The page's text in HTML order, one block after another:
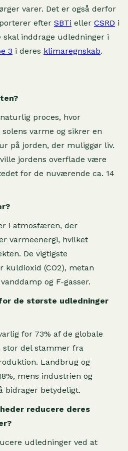
varer. Det er også derfor
efter SBTi eller CSRD i
inddrage udledninger i
3 i deres klimaregnskab.
proces, hvor
varme og sikrer en
på jorden, der muliggør liv.
jordens overflade være
for de nuværende ca. 14
i atmosfæren, der
varmeenergi, hvilket
De vigtigste
kuldioxid (CO2), metan
og F-gasser.
de største udledninger
for 73% af de globale
stor del stammer fra
Landbrug og
mens industrien og
bidrager betydeligt.
reducere deres
udledninger ved at